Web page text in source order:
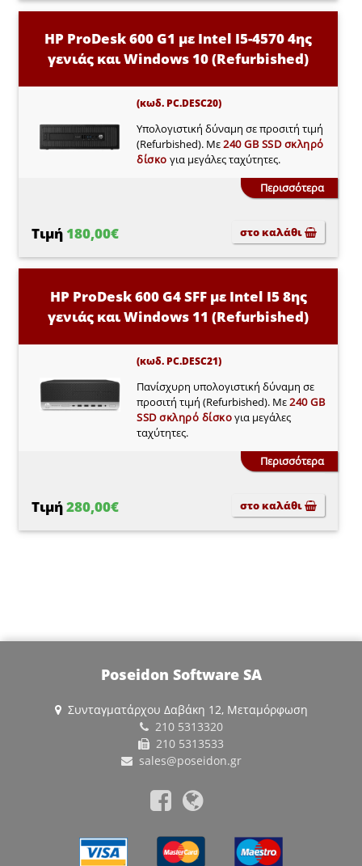
HP ProDesk 600 G1 με Intel I5-4570 4ης
γενιάς και Windows 10 (Refurbished)
(κωδ. PC.DESC20)
Υπολογιστική δύναμη σε προσιτή τιμή
(Refurbished). Με240 GB SSD σκληρό
δίσκο για μεγάλες ταχύτητες.
Περισσότερα
Τιμή 180,00€ στο καλάθι
HP ProDesk 600 G4 SFF με Intel I5 8ης
γενιάς και Windows 11 (Refurbished)
(κωδ. PC.DESC21)
Πανίσχυρη υπολογιστική δύναμη σε
προσιτή τιμή (Refurbished). Με240 GB
SSD σκληρό δίσκογια μεγάλες
ταχύτητες.
Περισσότερα
Τιμή280,00€ στο καλάθι
Poseidon Software SA
Συνταγματάρχου Δαβάκη 12, Μεταμόρφωση
210 5313320
210 5313533
sales@poseidon.gr